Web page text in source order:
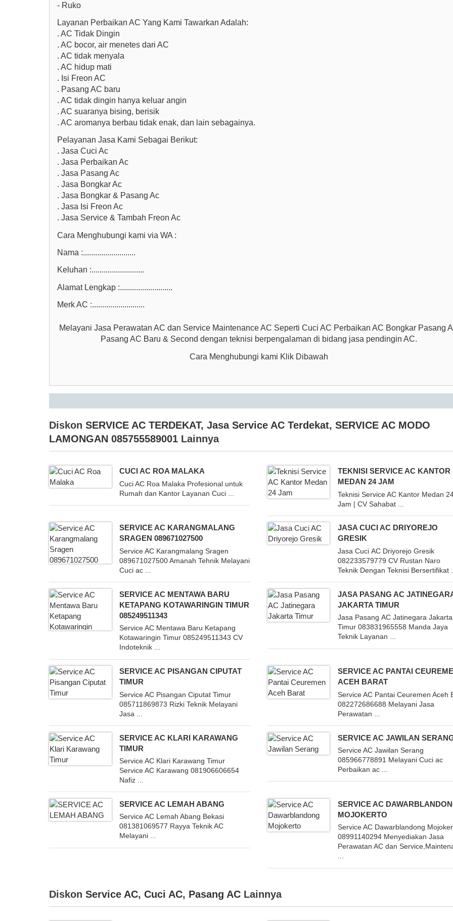
- Ruko
Layanan Perbaikan AC Yang Kami Tawarkan Adalah:
. AC Tidak Dingin
. AC bocor, air menetes dari AC
. AC tidak menyala
. AC hidup mati
. Isi Freon AC
. Pasang AC baru
. AC tidak dingin hanya keluar angin
. AC suaranya bising, berisik
. AC aromanya berbau tidak enak, dan lain sebagainya.
Pelayanan Jasa Kami Sebagai Berikut:
. Jasa Cuci Ac
. Jasa Perbaikan Ac
. Jasa Pasang Ac
. Jasa Bongkar Ac
. Jasa Bongkar & Pasang Ac
. Jasa Isi Freon Ac
. Jasa Service & Tambah Freon Ac
Cara Menghubungi kami via WA :
Nama :..........................
Keluhan :..........................
Alamat Lengkap :..........................
Merk AC :..........................
Melayani Jasa Perawatan AC dan Service Maintenance AC Seperti Cuci AC Perbaikan AC Bongkar Pasang
Pasang AC Baru & Second dengan teknisi berpengalaman di bidang jasa pendingin AC.
Cara Menghubungi kami Klik Dibawah
Diskon SERVICE AC TERDEKAT, Jasa Service AC Terdekat, SERVICE AC MODO
LAMONGAN 085755589001 Lainnya
CUCI AC ROA MALAKA
Cuci AC Roa Malaka Profesional untuk
Rumah dan Kantor Layanan Cuci ...
TEKNISI SERVICE AC KANTOR
MEDAN 24 JAM
Teknisi Service AC Kantor Medan
Jam | CV Sahabat ...
SERVICE AC KARANGMALANG
SRAGEN 089671027500
Service AC Karangmalang Sragen
089671027500 Amanah Tehnik Melayani
Cuci ac ...
JASA CUCI AC DRIYOREJO
GRESIK
Jasa Cuci AC Driyorejo Gresik
082233579779 CV Rustan Naro
Teknik Dengan Teknisi Bersertifikat
SERVICE AC MENTAWA BARU
KETAPANG KOTAWARINGIN TIMUR
085249511343
Service AC Mentawa Baru Ketapang
Kotawaringin Timur 085249511343 CV
Indoteknik ...
JASA PASANG AC
JAKARTA TIMUR
Jasa Pasang AC Jatinegara Jakarta
Timur 083831965558 Manda Jaya
Teknik Layanan ...
SERVICE AC PISANGAN CIPUTAT
TIMUR
Service AC Pisangan Ciputat Timur
085711869873 Rizki Teknik Melayani
Jasa ...
SERVICE AC PANTAI
ACEH BARAT
Service AC Pantai Ceuremen Aceh
082272686688 Melayani Jasa
Perawatan ...
SERVICE AC KLARI KARAWANG
TIMUR
Service AC Klari Karawang Timur
Service AC Karawang 081906606654
Nafiz ...
SERVICE AC JAWILAN
Service AC Jawilan Serang
085966778891 Melayani Cuci ac
Perbaikan ac ...
SERVICE AC LEMAH ABANG
Service AC Lemah Abang Bekasi
081381069577 Rayya Teknik AC
Melayani ...
SERVICE AC
MOJOKERTO
Service AC Dawarblandong
08991140294 Menyediakan Jasa
Perawatan AC dan
...
Diskon Service AC, Cuci AC, Pasang AC Lainnya